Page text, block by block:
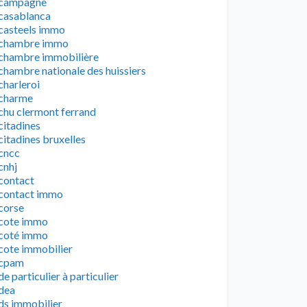
immo
immo
immobilière
nationale des huissiers
clermont ferrand
bruxelles
immo
immo
immo
immobilier
particulier à particulier
immobilier